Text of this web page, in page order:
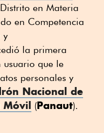
en Materia
en Competencia
y
la primera
usuario que le
personales y
Nacional de
Móvil (Panaut).